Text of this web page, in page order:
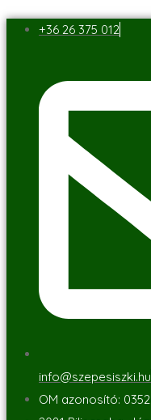
+36 26 375 012
info@szepesiszki.hu
OM azonosító: